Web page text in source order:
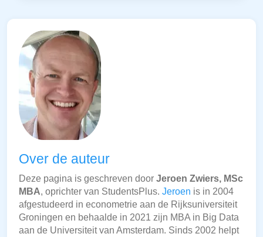
Over de auteur
Deze pagina is geschreven door Jeroen Zwiers, MSc
MBA, oprichter van StudentsPlus. Jeroen is in 2004
afgestudeerd in econometrie aan de Rijksuniversiteit
Groningen en behaalde in 2021 zijn MBA in Big Data
aan de Universiteit van Amsterdam. Sinds 2002 helpt